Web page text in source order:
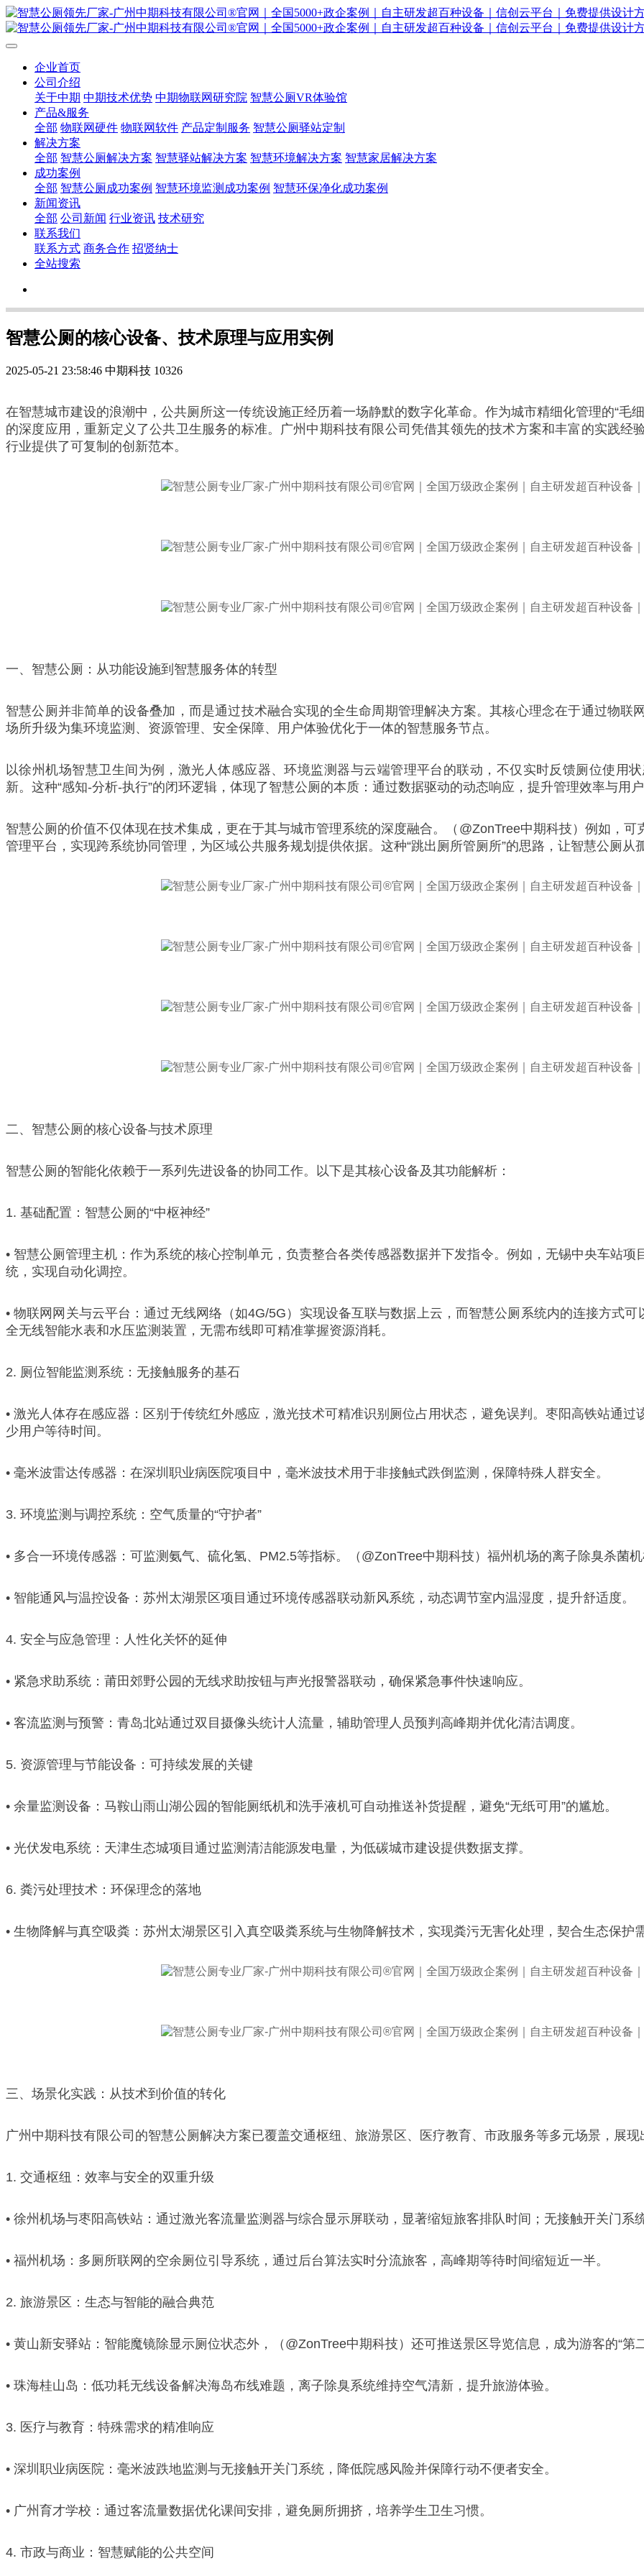
企业首页
公司介绍
关于中期 中期技术优势 中期物联网研究院 智慧公厕VR体验馆
产品&服务
全部 物联网硬件 物联网软件 产品定制服务 智慧公厕驿站定制
解决方案
全部 智慧公厕解决方案 智慧驿站解决方案 智慧环境解决方案 智慧家居解决方案
成功案例
全部 智慧公厕成功案例 智慧环境监测成功案例 智慧环保净化成功案例
新闻资讯
全部 公司新闻 行业资讯 技术研究
联系我们
联系方式 商务合作 招贤纳士
全站搜索
智慧公厕的核心设备、技术原理与应用实例
2025-05-21 23:58:46 中期科技 10326
在智慧城市建设的浪潮中，公共厕所这一传统设施正经历着一场静默的数字化革命。作为城市精细化管理的“毛
的深度应用，重新定义了公共卫生服务的标准。广州中期科技有限公司凭借其领先的技术方案和丰富的实践经
行业提供了可复制的创新范本。
一、智慧公厕：从功能设施到智慧服务体的转型
智慧公厕并非简单的设备叠加，而是通过技术融合实现的全生命周期管理解决方案。其核心理念在于通过物联
场所升级为集环境监测、资源管理、安全保障、用户体验优化于一体的智慧服务节点。
以徐州机场智慧卫生间为例，激光人体感应器、环境监测器与云端管理平台的联动，不仅实时反馈厕位使用
新。这种“感知-分析-执行”的闭环逻辑，体现了智慧公厕的本质：通过数据驱动的动态响应，提升管理效率与用
智慧公厕的价值不仅体现在技术集成，更在于其与城市管理系统的深度融合。（@ZonTree中期科技）例如，
管理平台，实现跨系统协同管理，为区域公共服务规划提供依据。这种“跳出厕所管厕所”的思路，让智慧公厕
二、智慧公厕的核心设备与技术原理
智慧公厕的智能化依赖于一系列先进设备的协同工作。以下是其核心设备及其功能解析：
1. 基础配置：智慧公厕的“中枢神经”
• 智慧公厕管理主机：作为系统的核心控制单元，负责整合各类传感器数据并下发指令。例如，无锡中央车站
统，实现自动化调控。
• 物联网网关与云平台：通过无线网络（如4G/5G）实现设备互联与数据上云，而智慧公厕系统内的连接方式
全无线智能水表和水压监测装置，无需布线即可精准掌握资源消耗。
2. 厕位智能监测系统：无接触服务的基石
• 激光人体存在感应器：区别于传统红外感应，激光技术可精准识别厕位占用状态，避免误判。枣阳高铁站通
少用户等待时间。
• 毫米波雷达传感器：在深圳职业病医院项目中，毫米波技术用于非接触式跌倒监测，保障特殊人群安全。
3. 环境监测与调控系统：空气质量的“守护者”
• 多合一环境传感器：可监测氨气、硫化氢、PM2.5等指标。（@ZonTree中期科技）福州机场的离子除臭杀菌
• 智能通风与温控设备：苏州太湖景区项目通过环境传感器联动新风系统，动态调节室内温湿度，提升舒适度。
4. 安全与应急管理：人性化关怀的延伸
• 紧急求助系统：莆田郊野公园的无线求助按钮与声光报警器联动，确保紧急事件快速响应。
• 客流监测与预警：青岛北站通过双目摄像头统计人流量，辅助管理人员预判高峰期并优化清洁调度。
5. 资源管理与节能设备：可持续发展的关键
• 余量监测设备：马鞍山雨山湖公园的智能厕纸机和洗手液机可自动推送补货提醒，避免“无纸可用”的尴尬。
• 光伏发电系统：天津生态城项目通过监测清洁能源发电量，为低碳城市建设提供数据支撑。
6. 粪污处理技术：环保理念的落地
• 生物降解与真空吸粪：苏州太湖景区引入真空吸粪系统与生物降解技术，实现粪污无害化处理，契合生态保护
三、场景化实践：从技术到价值的转化
广州中期科技有限公司的智慧公厕解决方案已覆盖交通枢纽、旅游景区、医疗教育、市政服务等多元场景，展
1. 交通枢纽：效率与安全的双重升级
• 徐州机场与枣阳高铁站：通过激光客流量监测器与综合显示屏联动，显著缩短旅客排队时间；无接触开关门系
• 福州机场：多厕所联网的空余厕位引导系统，通过后台算法实时分流旅客，高峰期等待时间缩短近一半。
2. 旅游景区：生态与智能的融合典范
• 黄山新安驿站：智能魔镜除显示厕位状态外，（@ZonTree中期科技）还可推送景区导览信息，成为游客的“第
• 珠海桂山岛：低功耗无线设备解决海岛布线难题，离子除臭系统维持空气清新，提升旅游体验。
3. 医疗与教育：特殊需求的精准响应
• 深圳职业病医院：毫米波跌地监测与无接触开关门系统，降低院感风险并保障行动不便者安全。
• 广州育才学校：通过客流量数据优化课间安排，避免厕所拥挤，培养学生卫生习惯。
4. 市政与商业：智慧赋能的公共空间